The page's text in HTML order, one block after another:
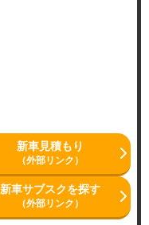
新車見積もり
（外部リンク）
新車サブスクを探す
（外部リンク）